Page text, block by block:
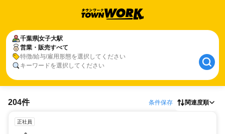
千葉県女子大駅
営業・販売すべて
特徴/給与/雇用形態を選択してください
キーワードを選択してください
204件 条件保存 関連度順
正社員